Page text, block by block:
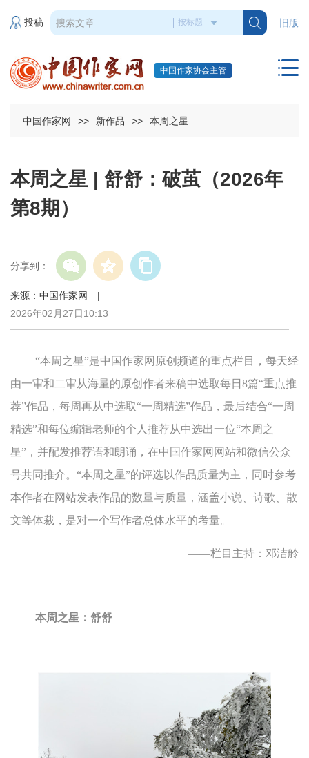
旧版
投稿
中国作家协会主管
中国作家网 >> 新作品 >> 本周之星
本周之星 | 舒舒：破茧（2026年
第8期）
分享到：
来源：中国作家网 |
2026年02月27日10:13
“本周之星”是中国作家网原创频道的重点栏目，每天经
由一审和二审从海量的原创作者来稿中选取每日8篇“重点推
荐”作品，每周再从中选取“一周精选”作品，最后结合“一周
精选”和每位编辑老师的个人推荐从中选出一位“本周之
星”，并配发推荐语和朗诵，在中国作家网网站和微信公众
号共同推介。“本周之星”的评选以作品质量为主，同时参考
本作者在网站发表作品的数量与质量，涵盖小说、诗歌、散
文等体裁，是对一个写作者总体水平的考量。
——栏目主持：邓洁舲
本周之星：舒舒